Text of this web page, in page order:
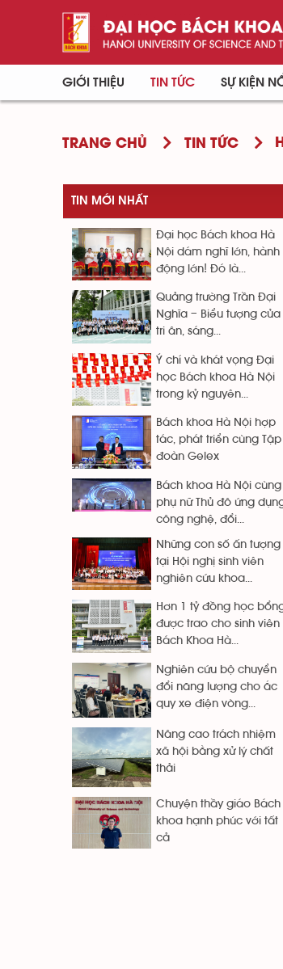
GIỚI THIỆU TIN TỨC SỰ KIỆN
TRANG CHỦ TIN TỨC
TIN MỚI NHẤT
Đại học Bách khoa Hà
Nội dám nghĩ lớn, hành
động lớn! Đó là...
Quảng trường Trần Đại
Nghĩa – Biểu tượng của
tri ân, sáng...
Ý chí và khát vọng Đại
học Bách khoa Hà Nội
trong kỷ nguyên...
Bách khoa Hà Nội hợp
tác, phát triển cùng Tập
đoàn Gelex
Bách khoa Hà Nội cùng
phụ nữ Thủ đô ứng
công nghệ, đổi...
Những con số ấn tượng
tại Hội nghị sinh viên
nghiên cứu khoa...
Hơn 1 tỷ đồng học
được trao cho sinh viên
Bách Khoa Hà...
Nghiên cứu bộ chuyển
đổi năng lượng cho ắc
quy xe điện vòng...
Nâng cao trách nhiệm
xã hội bằng xử lý chất
thải
Chuyện thầy giáo Bách
khoa hạnh phúc với tất
cả